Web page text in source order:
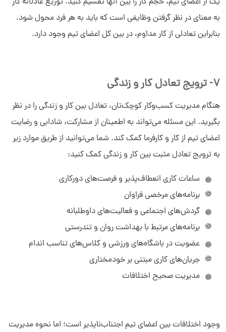
به معنای در نظر گرفتن وظایفی است که باید به هر فرد محول شود.
بنابراین تعادلی از کار مداوم، در بین کل اعضای تیم وجود دارد.
7- ترویج تعادل کار و زندگی
هنگام مدیریت کسب‌وکار کوچک‌تان، تعادل بین کار و زندگی را در نظر
بگیرید. این مسئله می‌تواند به اطمینان از مشارکت، شادابی و رضایت
اعضای تیم از کار و کارفرما کمک کند. شما می‌توانید از طریق موارد زیر
به ترویج تعادل مثبت بین کار و زندگی کمک کنید:
ساعات کاری انعطاف‌پذیر و فرصت‌های دورکاری
برنامه‌های مرخصی فراوان
گردش‌های اجتماعی و فعالیت‌های داوطلبانه
برنامه‌های مرتبط با بهداشت روان و تندرستی
عضویت در باشگاه‌های ورزشی و کلاس‌های تناسب اندام
جریان‌های کاری مبتنی بر خودمختاری
مدیریت صحیح اختلافات
وجود اختلافات بین اعضای تیم اجتناب‌ناپذیر است؛ اما نحوه مدیریت
چطور میتونم کمکتون کنم؟
دیدار به چه کسب و کارهایی کمک می‌کند؟
چرا دیدار بخرم؟